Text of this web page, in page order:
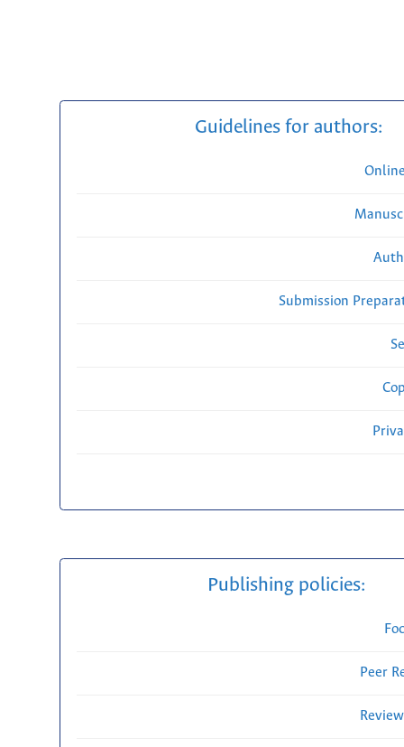
Guidelines for authors:
Submission
Publishing policies:
Peer